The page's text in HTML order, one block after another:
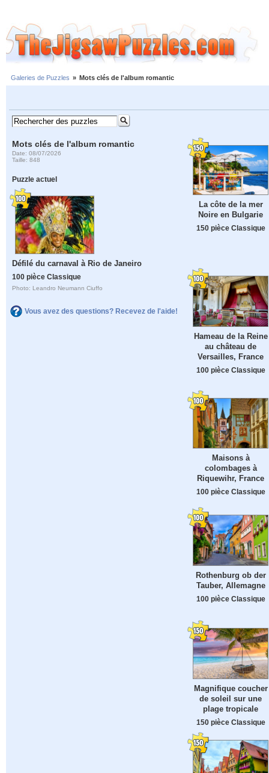
Galeries de Puzzles » Mots clés de l'album romantic
Mots clés de l'album romantic
Date: 08/07/2026
Taille: 848
Puzzle actuel
Défilé du carnaval à Rio de Janeiro
100 pièce Classique
Photo: Leandro Neumann Ciuffo
Vous avez des questions? Recevez de l'aide!
La côte de la mer
Noire en Bulgarie
150 pièce Classique
Hameau de la Reine
au château de
Versailles, France
100 pièce Classique
Maisons à
colombages à
Riquewihr, France
100 pièce Classique
Rothenburg ob der
Tauber, Allemagne
100 pièce Classique
Magnifique coucher
de soleil sur une
plage tropicale
150 pièce Classique